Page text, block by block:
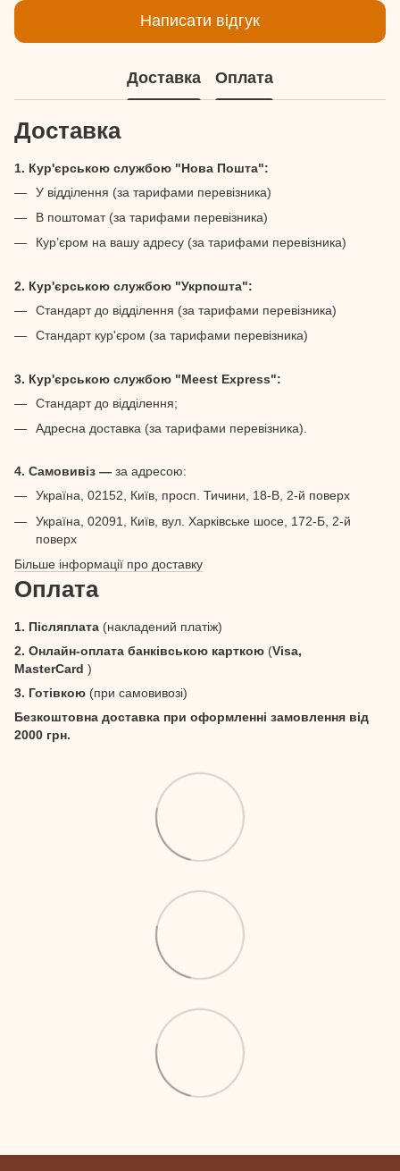
Написати відгук
Доставка Оплата
Доставка
1. Кур'єрською службою "Нова Пошта":
У відділення (за тарифами перевізника)
В поштомат (за тарифами перевізника)
Кур’єром на вашу адресу (за тарифами перевізника)
2. Кур'єрською службою "Укрпошта":
Стандарт до відділення (за тарифами перевізника)
Стандарт кур'єром (за тарифами перевізника)
3. Кур'єрською службою "Meest Express":
Стандарт до відділення;
Адресна доставка (за тарифами перевізника).
4. Самовивіз — за адресою:
Україна, 02152, Київ, просп. Тичини, 18-В, 2-й поверх
Україна, 02091, Київ, вул. Харківське шосе, 172-Б, 2-й
поверх
Більше інформації про доставку
Оплата
1. Післяплата (накладений платіж)
2. Онлайн-оплата банківською карткою (Visa,
MasterCard )
3. Готівкою (при самовивозі)
Безкоштовна доставка при оформленні замовлення від
2000 грн.